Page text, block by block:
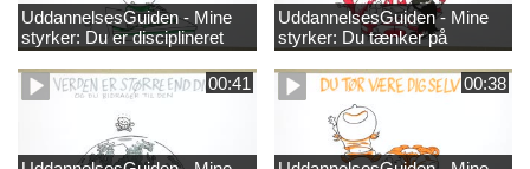
UddannelsesGuiden - Mine
styrker: Du er disciplineret
UddannelsesGuiden - Mine
styrker: Du tænker på
fællesskabet
00:41
00:38